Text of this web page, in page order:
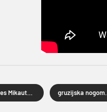
Georges Mikautadze